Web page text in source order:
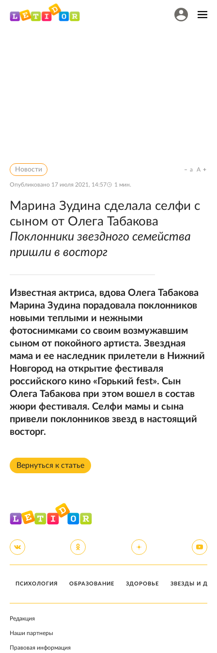
Новости
Опубликовано 17 июля 2021, 14:57 1 мин.
a A
Марина Зудина сделала селфи с
сыном от Олега Табакова
Поклонники звездного семейства
пришли в восторг
Известная актриса, вдова Олега Табакова
Марина Зудина порадовала поклонников
новыми теплыми и нежными
фотоснимками со своим возмужавшим
сыном от покойного артиста. Звездная
мама и ее наследник прилетели в Нижний
Новгород на открытие фестиваля
российского кино «Горький fest». Сын
Олега Табакова при этом вошел в состав
жюри фестиваля. Селфи мамы и сына
привели поклонников звезд в настоящий
восторг.
Вернуться к статье
ПСИХОЛОГИЯ ОБРАЗОВАНИЕ ЗДОРОВЬЕ ЗВЕЗДЫ И
Редакция
Наши партнеры
Правовая информация